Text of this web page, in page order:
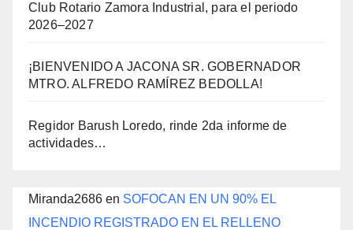
Club Rotario Zamora Industrial, para el periodo
2026–2027
¡BIENVENIDO A JACONA SR. GOBERNADOR
MTRO. ALFREDO RAMÍREZ BEDOLLA!
Regidor Barush Loredo, rinde 2da informe de
actividades…
Miranda2686 en SOFOCAN EN UN 90% EL
INCENDIO REGISTRADO EN EL RELLENO